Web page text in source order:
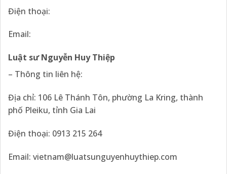
Điện thoại:
Email:
Luật sư Nguyễn Huy Thiệp
– Thông tin liên hệ:
Địa chỉ: 106 Lê Thánh Tôn, phường La Kring, thành
phố Pleiku, tỉnh Gia Lai
Điện thoại: 0913 215 264
Email: vietnam@luatsunguyenhuythiep.com